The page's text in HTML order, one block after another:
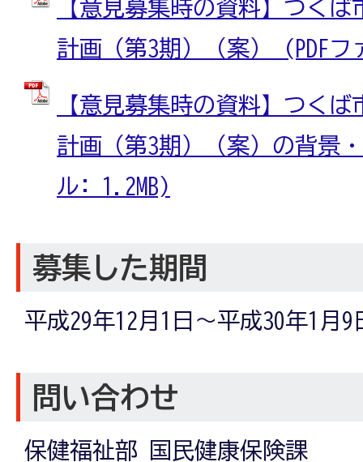
【意見募集時の資料】つく
計画（第3期）（案） (PDF
【意見募集時の資料】つく
計画（第3期）（案）の背景
ル: 1.2MB)
募集した期間
平成29年12月1日～平成30年1月9
問い合わせ
保健福祉部 国民健康保険課